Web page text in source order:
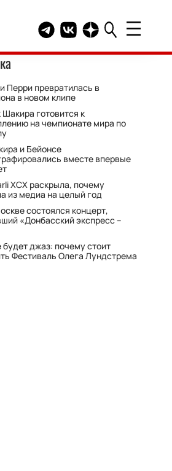
Telegram канал HELLO
Группа HELLO
Канал HELLO в
Перри превратилась в
в новом клипе
Шакира готовится к
на чемпионате мира по
и Бейонсе
вместе впервые
XCX раскрыла, почему
из медиа на целый год
состоялся концерт,
«Донбасский экспресс –
будет джаз: почему стоит
Фестиваль Олега Лундстрема